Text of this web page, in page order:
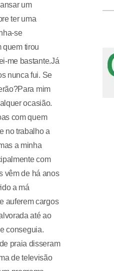
um
ter uma
se
quem tirou
me bastante.Já
nunca fui. Se
mim
ocasião.
com quem
no trabalho a
a minha
com
vêm de há anos
a má
auferem cargos
até ao
conseguia.
praia disseram
de televisão